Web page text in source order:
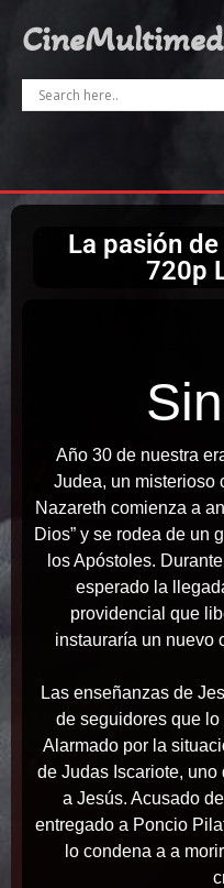
La pasión
720p
Año 30 de nuestra
Judea, un misterioso
Nazareth comienza a
Dios” y se rodea de un
los Apóstoles.
esperado la
providencial que
instauraría un nuevo
Las enseñanzas de
de seguidores que
Alarmado por la
de Judas Iscariote, uno
a Jesús. Acusado
entregado a Poncio
lo condena a a